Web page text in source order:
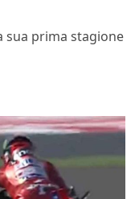
sua prima stagione